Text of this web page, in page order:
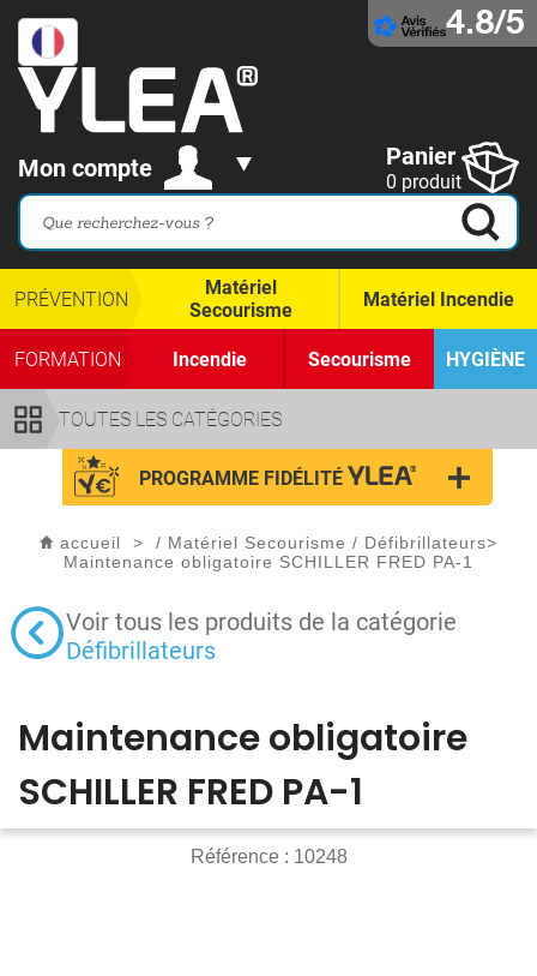
4.8/5
Mon compte Panier
0 produit
TOUTES LES CATÉGORIES
PRÉVENTION
Matériel
Secourisme
Matériel Incendie
FORMATION Incendie Secourisme HYGIÈNE
PROGRAMME FIDÉLITÉ
accueil > / Matériel Secourisme / Défibrillateurs>
Maintenance obligatoire SCHILLER FRED PA-1
Voir tous les produits de la catégorie
Défibrillateurs
Maintenance obligatoire
SCHILLER FRED PA-1
Référence : 10248